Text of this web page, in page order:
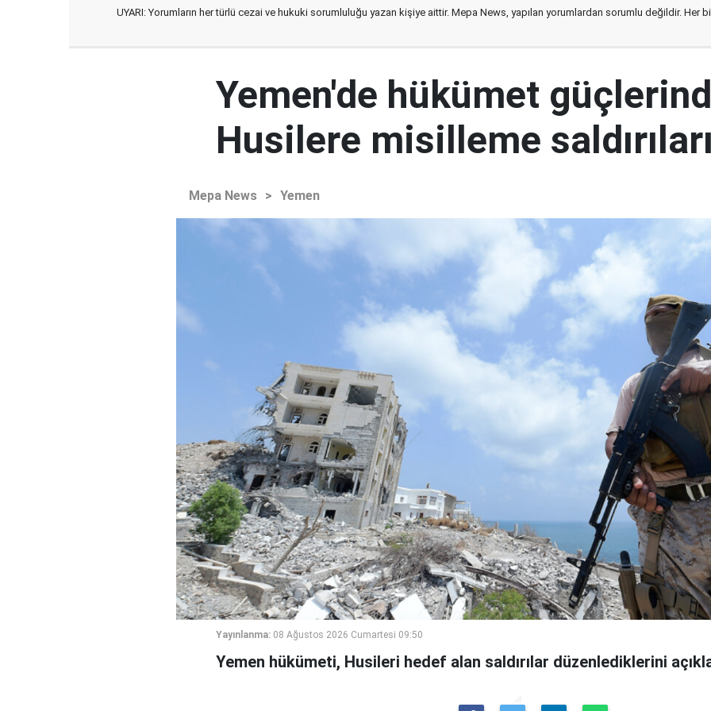
UYARI: Yorumların her türlü cezai ve hukuki sorumluluğu yazan kişiye aittir. Mepa News, yapılan yorumlardan sorumlu değildir. Her
Yemen'de hükümet
Husilere misilleme
Mepa News > Yemen
Yayınlanma: 08 Ağustos 2026 Cumartesi 09:50
Yemen hükümeti, Husileri hedef alan saldırılar düzenlediklerini